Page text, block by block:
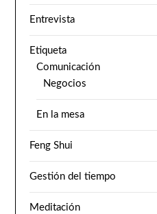
Entrevista
Etiqueta
Comunicación
Negocios
En la mesa
Feng Shui
Gestión del tiempo
Meditación